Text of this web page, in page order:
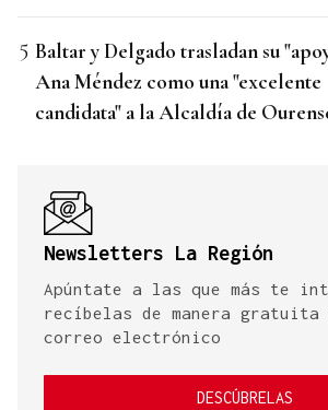
Baltar y Delgado trasladan su
Ana Méndez como una "excelente
candidata" a la Alcaldía de
Newsletters La Región
Apúntate a las que más te
recíbelas de manera gratuita
correo electrónico
DESCÚBRELAS